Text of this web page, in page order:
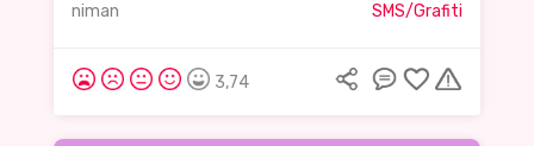
niman SMS/Grafiti
3,74